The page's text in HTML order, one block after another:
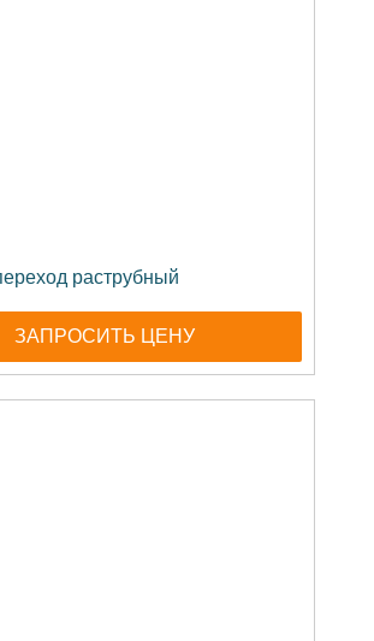
раструбный
ЗАПРОСИТЬ ЦЕНУ